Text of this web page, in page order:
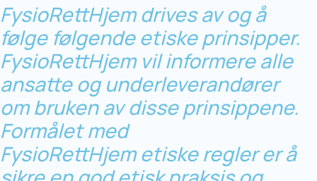
FysioRettHjem drives av og å
følge følgende etiske prinsipper.
FysioRettHjem vil informere alle
ansatte og underleverandører
om bruken av disse prinsippene.
Formålet med
FysioRettHjem etiske regler er å